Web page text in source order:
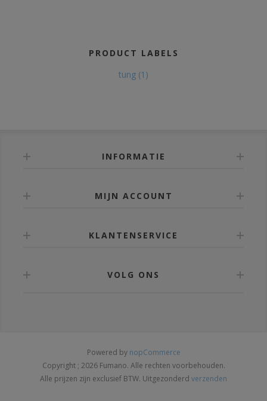
PRODUCT LABELS
tung (1)
INFORMATIE
MIJN ACCOUNT
KLANTENSERVICE
VOLG ONS
Powered by nopCommerce
Copyright ; 2026 Fumano. Alle rechten voorbehouden.
Alle prijzen zijn exclusief BTW. Uitgezonderd verzenden